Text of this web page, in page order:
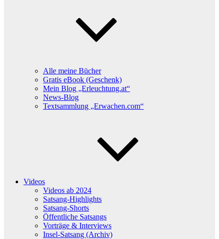
Alle meine Bücher
Gratis eBook (Geschenk)
Mein Blog „Erleuchtung.at“
News-Blog
Textsammlung „Erwachen.com“
Videos
Videos ab 2024
Satsang-Highlights
Satsang-Shorts
Öffentliche Satsangs
Vorträge & Interviews
Insel-Satsang (Archiv)